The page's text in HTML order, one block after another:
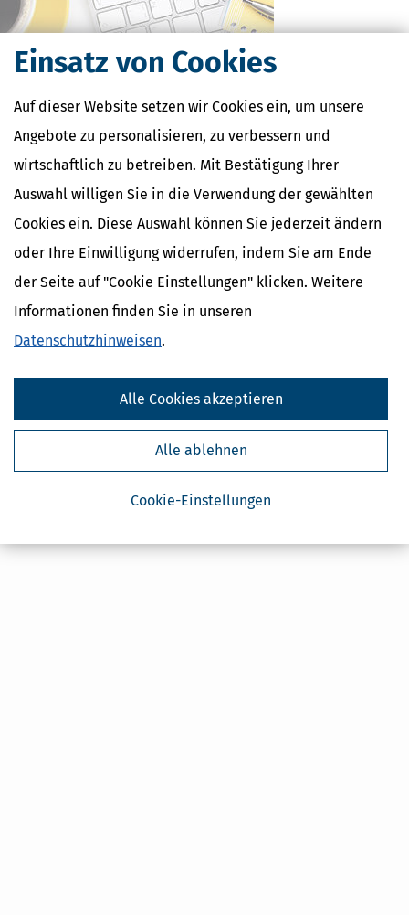
Einsatz von Cookies
Auf dieser Website setzen wir Cookies ein, um unsere
Angebote zu personalisieren, zu verbessern und
wirtschaftlich zu betreiben. Mit Bestätigung Ihrer
Auswahl willigen Sie in die Verwendung der gewählten
Cookies ein. Diese Auswahl können Sie jederzeit ändern
oder Ihre Einwilligung widerrufen, indem Sie am Ende
der Seite auf "Cookie Einstellungen" klicken. Weitere
Informationen finden Sie in unseren
Datenschutzhinweisen.
Cookie-Einstellungen
Alle ablehnen
Alle Cookies akzeptieren
Kostenlose Steuertipps & News
Steuertipps
Geldtipps
Ja, ich möchte die kostenlosen Newsletter
Datenschutzhinweisehabe ich gelesen.
Meine Einwilligung kann ich jederzeit durch